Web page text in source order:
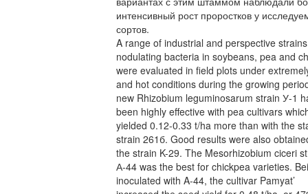
интенсивный рост проростков у
сортов.
A range of industrial and perspective
nodulating bacteria in soybeans, pea and
were evaluated in field plots under
and hot conditions during the growing
new Rhizobium leguminosarum strain У-1
been highly effective with pea cultivars
yielded 0.12-0.33 t/ha more than with the
strain 261б. Good results were also
the strain K-29. The Mesorhizobium ciceri
А-44 was the best for chickpea varieties.
inoculated with A-44, the cultivar Pamyat’